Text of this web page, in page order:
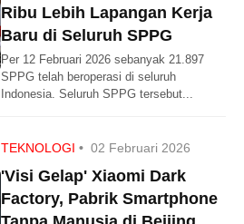
Ribu Lebih Lapangan Kerja
Baru di Seluruh SPPG
Per 12 Februari 2026 sebanyak 21.897
SPPG telah beroperasi di seluruh
Indonesia. Seluruh SPPG tersebut...
TEKNOLOGI • 02 Februari 2026
'Visi Gelap' Xiaomi Dark
Factory, Pabrik Smartphone